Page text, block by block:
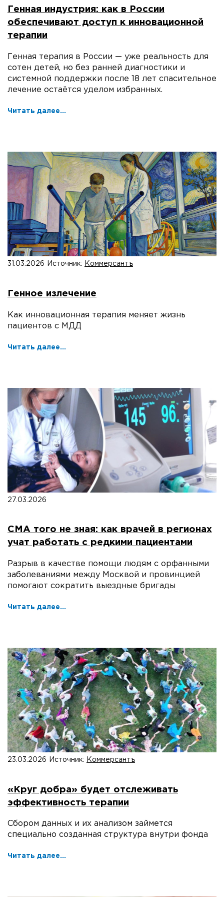
Генная индустрия: как в России
обеспечивают доступ к инновационной
терапии
Генная терапия в России — уже реальность для
сотен детей, но без ранней диагностики и
системной поддержки после 18 лет спасительное
лечение остаётся уделом избранных.
Читать далее...
31.03.2026 Источник: Коммерсантъ
Генное излечение
Как инновационная терапия меняет жизнь
пациентов с МДД
Читать далее...
27.03.2026
СМА того не зная: как врачей в регионах
учат работать с редкими пациентами
Разрыв в качестве помощи людям с орфанными
заболеваниями между Москвой и провинцией
помогают сократить выездные бригады
Читать далее...
23.03.2026 Источник: Коммерсантъ
«Круг добра» будет отслеживать
эффективность терапии
Сбором данных и их анализом займется
специально созданная структура внутри фонда
Читать далее...